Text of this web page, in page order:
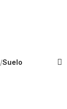
/Suelo